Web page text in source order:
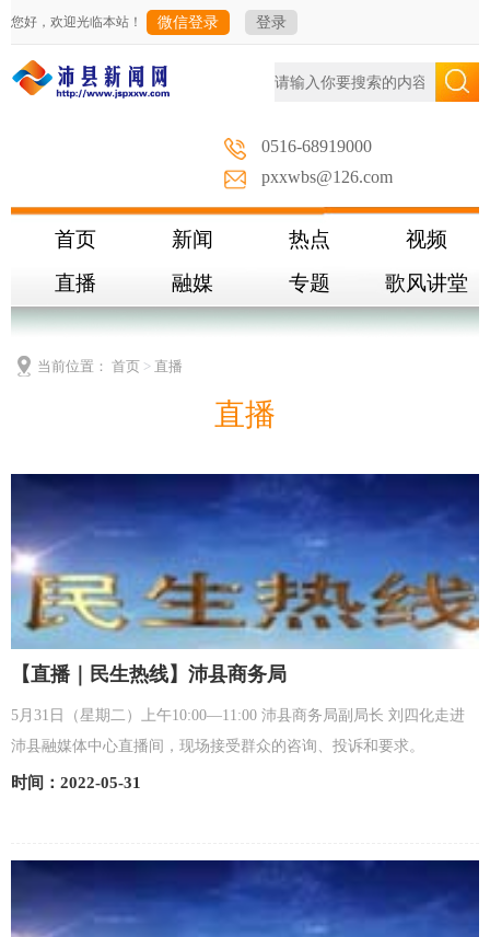
您好，欢迎光临本站！ 微信登录 登录
0516-68919000
pxxwbs@126.com
首页 新闻 热点
视频
直播
融媒 专题 歌风讲堂
当前位置： 首页 > 直播
直播
【直播｜民生热线】沛县商务局
5月31日（星期二）上午10:00—11:00 沛县商务局副局长 刘四化走进
沛县融媒体中心直播间，现场接受群众的咨询、投诉和要求。
时间：2022-05-31